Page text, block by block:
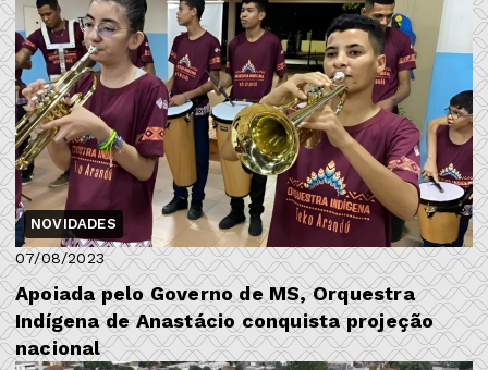
NOVIDADES
07/08/2023
Apoiada pelo Governo de MS, Orquestra
Indígena de Anastácio conquista projeção
nacional